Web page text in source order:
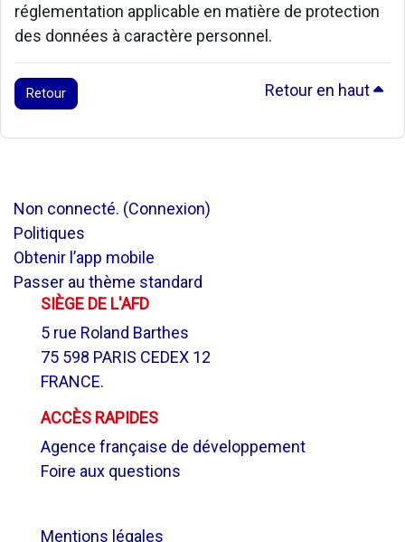
réglementation applicable en matière de protection
des données à caractère personnel.
Retour Retour en haut
Non connecté. (Connexion)
Politiques
Obtenir l’app mobile
Passer au thème standard
SIÈGE DE L'AFD
5 rue Roland Barthes
75 598 PARIS CEDEX 12
FRANCE.
ACCÈS RAPIDES
Agence française de développement
Foire aux questions
Mentions légales